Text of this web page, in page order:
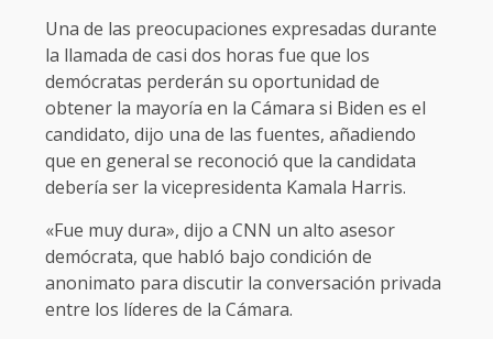
Una de las preocupaciones expresadas durante
la llamada de casi dos horas fue que los
demócratas perderán su oportunidad de
obtener la mayoría en la Cámara si Biden es el
candidato, dijo una de las fuentes, añadiendo
que en general se reconoció que la candidata
debería ser la vicepresidenta Kamala Harris.
«Fue muy dura», dijo a CNN un alto asesor
demócrata, que habló bajo condición de
anonimato para discutir la conversación privada
entre los líderes de la Cámara.